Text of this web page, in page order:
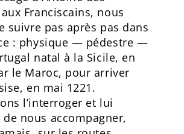
Franciscains, nous
suivre pas après pas dans
: physique — pédestre —
natal à la Sicile, en
le Maroc, pour arriver
en mai 1221.
l’interroger et lui
nous accompagner,